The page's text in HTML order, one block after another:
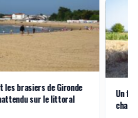
les brasiers de Gironde
sur le littoral
Un